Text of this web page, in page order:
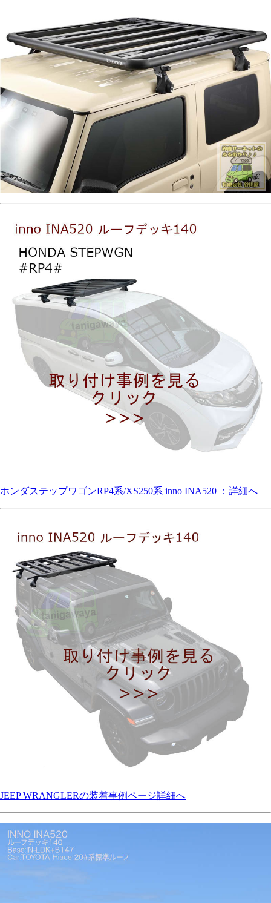
ホンダステップワゴンRP4系/XS250系 inno INA520 ：詳細へ
JEEP WRANGLERの装着事例ページ詳細へ